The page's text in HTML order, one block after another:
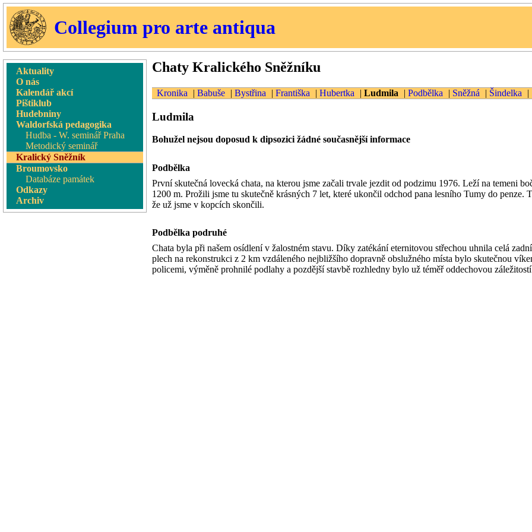
Collegium pro arte antiqua
Aktuality
O nás
Kalendář akcí
Pištiklub
Hudebniny
Waldorfská pedagogika
Hudba - W. seminář Praha
Metodický seminář
Kralický Sněžník
Broumovsko
Databáze památek
Odkazy
Archiv
Chaty Kralického Sněžníku
Kronika | Babuše | Bystřina | Františka | Hubertka | Ludmila | Podbělka | Sněžná | Šindelka |
Ludmila
Bohužel nejsou doposud k dipsozici žádné současnější informace
Podbělka
První skutečná lovecká chata, na kterou jsme začali trvale jezdit od podzimu 1976. Leží na temeni
1200 m. Prožili jsme tu skutečně krásných 7 let, které ukončil odchod pana lesního Tumy do
že už jsme v kopcích skončili.
Podbělka podruhé
Chata byla při našem osídlení v žalostném stavu. Díky zatékání eternitovou střechou uhnila celá
plech na rekonstrukci z 2 km vzdáleného nejbližšího dopravně obslužného místa bylo skutečnou
policemi, výměně prohnilé podlahy a pozdější stavbě rozhledny bylo už téměř oddechovou